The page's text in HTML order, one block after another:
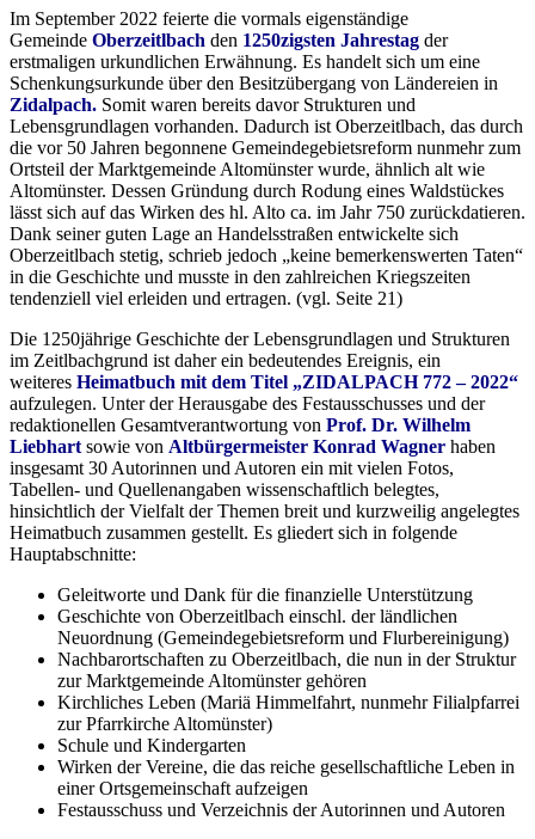
Im September 2022 feierte die vormals eigenständige
Gemeinde Oberzeitlbach den 1250zigsten Jahrestag der
erstmaligen urkundlichen Erwähnung. Es handelt sich um eine
Schenkungsurkunde über den Besitzübergang von Ländereien in
Zidalpach. Somit waren bereits davor Strukturen und
Lebensgrundlagen vorhanden. Dadurch ist Oberzeitlbach, das durch
die vor 50 Jahren begonnene Gemeindegebietsreform nunmehr zum
Ortsteil der Marktgemeinde Altomünster wurde, ähnlich alt wie
Altomünster. Dessen Gründung durch Rodung eines Waldstückes
lässt sich auf das Wirken des hl. Alto ca. im Jahr 750 zurückdatieren.
Dank seiner guten Lage an Handelsstraßen entwickelte sich
Oberzeitlbach stetig, schrieb jedoch „keine bemerkenswerten Taten“
in die Geschichte und musste in den zahlreichen Kriegszeiten
tendenziell viel erleiden und ertragen. (vgl. Seite 21)
Die 1250jährige Geschichte der Lebensgrundlagen und Strukturen
im Zeitlbachgrund ist daher ein bedeutendes Ereignis, ein
weiteres Heimatbuch mit dem Titel „ZIDALPACH 772 – 2022“
aufzulegen. Unter der Herausgabe des Festausschusses und der
redaktionellen Gesamtverantwortung von Prof. Dr. Wilhelm
Liebhart sowie von Altbürgermeister Konrad Wagner haben
insgesamt 30 Autorinnen und Autoren ein mit vielen Fotos,
Tabellen- und Quellenangaben wissenschaftlich belegtes,
hinsichtlich der Vielfalt der Themen breit und kurzweilig angelegtes
Heimatbuch zusammen gestellt. Es gliedert sich in folgende
Hauptabschnitte:
Geleitworte und Dank für die finanzielle Unterstützung
Geschichte von Oberzeitlbach einschl. der ländlichen
Neuordnung (Gemeindegebietsreform und Flurbereinigung)
Nachbarortschaften zu Oberzeitlbach, die nun in der Struktur
zur Marktgemeinde Altomünster gehören
Kirchliches Leben (Mariä Himmelfahrt, nunmehr Filialpfarrei
zur Pfarrkirche Altomünster)
Schule und Kindergarten
Wirken der Vereine, die das reiche gesellschaftliche Leben in
einer Ortsgemeinschaft aufzeigen
Festausschuss und Verzeichnis der Autorinnen und Autoren